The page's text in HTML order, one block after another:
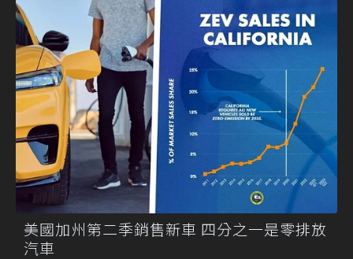
美國加州第二季銷售新車 四分之一是零排放
汽車